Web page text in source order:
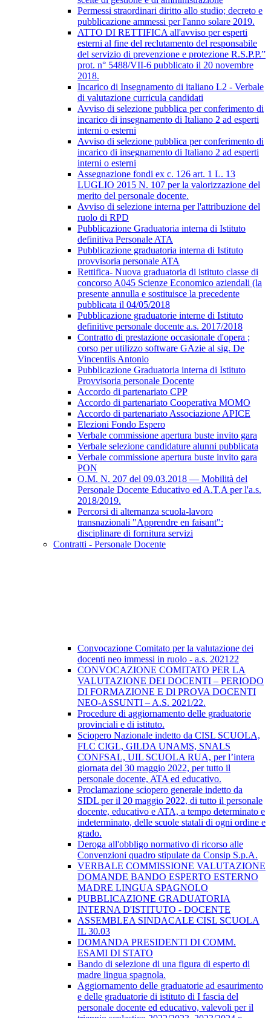
Permessi straordinari diritto allo studio; decreto e
pubblicazione ammessi per l'anno solare 2019.
ATTO DI RETTIFICA all'avviso per esperti
esterni al fine del reclutamento del responsabile
del servizio di prevenzione e protezione R.S.P.P.”
prot. n° 5488/VII-6 pubblicato il 20 novembre
2018.
Incarico di Insegnamento di italiano L2 - Verbale
di valutazione curricula candidati
Avviso di selezione pubblica per conferimento di
incarico di insegnamento di Italiano 2 ad esperti
interni o esterni
Avviso di selezione pubblica per conferimento di
incarico di insegnamento di Italiano 2 ad esperti
interni o esterni
Assegnazione fondi ex c. 126 art. 1 L. 13
LUGLIO 2015 N. 107 per la valorizzazione del
merito del personale docente.
Avviso di selezione interna per l'attribuzione del
ruolo di RPD
Pubblicazione Graduatoria interna di Istituto
definitiva Personale ATA
Pubblicazione graduatoria interna di Istituto
provvisoria personale ATA
Rettifica- Nuova graduatoria di istituto classe di
concorso A045 Scienze Economico aziendali (la
presente annulla e sostituisce la precedente
pubblicata il 04/05/2018
Pubblicazione graduatorie interne di Istituto
definitive personale docente a.s. 2017/2018
Contratto di prestazione occasionale d'opera ;
corso per utilizzo software GAzie al sig. De
Vincentiis Antonio
Pubblicazione Graduatoria interna di Istituto
Provvisoria personale Docente
Accordo di partenariato CPP
Accordo di partenariato Cooperativa MOMO
Accordo di partenariato Associazione APICE
Elezioni Fondo Espero
Verbale commissione apertura buste invito gara
Verbale selezione candidature alunni pubblicata
Verbale commissione apertura buste invito gara
PON
O.M. N. 207 del 09.03.2018 — Mobilità del
Personale Docente Educativo ed A.T.A per l'a.s.
2018/2019.
Percorsi di alternanza scuola-lavoro
transnazionali "Apprendre en faisant":
disciplinare di fornitura servizi
Contratti - Personale Docente
Convocazione Comitato per la valutazione dei
docenti neo immessi in ruolo - a.s. 202122
CONVOCAZIONE COMITATO PER LA
VALUTAZIONE DEI DOCENTI – PERIODO
DI FORMAZIONE E Dl PROVA DOCENTI
NEO-ASSUNTI – A.S. 2021/22.
Procedure di aggiornamento delle graduatorie
provinciali e di istituto.
Sciopero Nazionale indetto da CISL SCUOLA,
FLC CIGL, GILDA UNAMS, SNALS
CONFSAL, UIL SCUOLA RUA, per l’intera
giornata del 30 maggio 2022, per tutto il
personale docente, ATA ed educativo.
Proclamazione sciopero generale indetto da
SIDL per il 20 maggio 2022, di tutto il personale
docente, educativo e ATA, a tempo determinato e
indeterminato, delle scuole statali di ogni ordine e
grado.
Deroga all'obbligo normativo di ricorso alle
Convenzioni quadro stipulate da Consip S.p.A.
VERBALE COMMISSIONE VALUTAZIONE
DOMANDE BANDO ESPERTO ESTERNO
MADRE LINGUA SPAGNOLO
PUBBLICAZIONE GRADUATORIA
INTERNA D'ISTITUTO - DOCENTE
ASSEMBLEA SINDACALE CISL SCUOLA
IL 30.03
DOMANDA PRESIDENTI DI COMM.
ESAMI DI STATO
Bando di selezione di una figura di esperto di
madre lingua spagnola.
Aggiornamento delle graduatorie ad esaurimento
e delle graduatorie di istituto di I fascia del
personale docente ed educativo, valevoli per il